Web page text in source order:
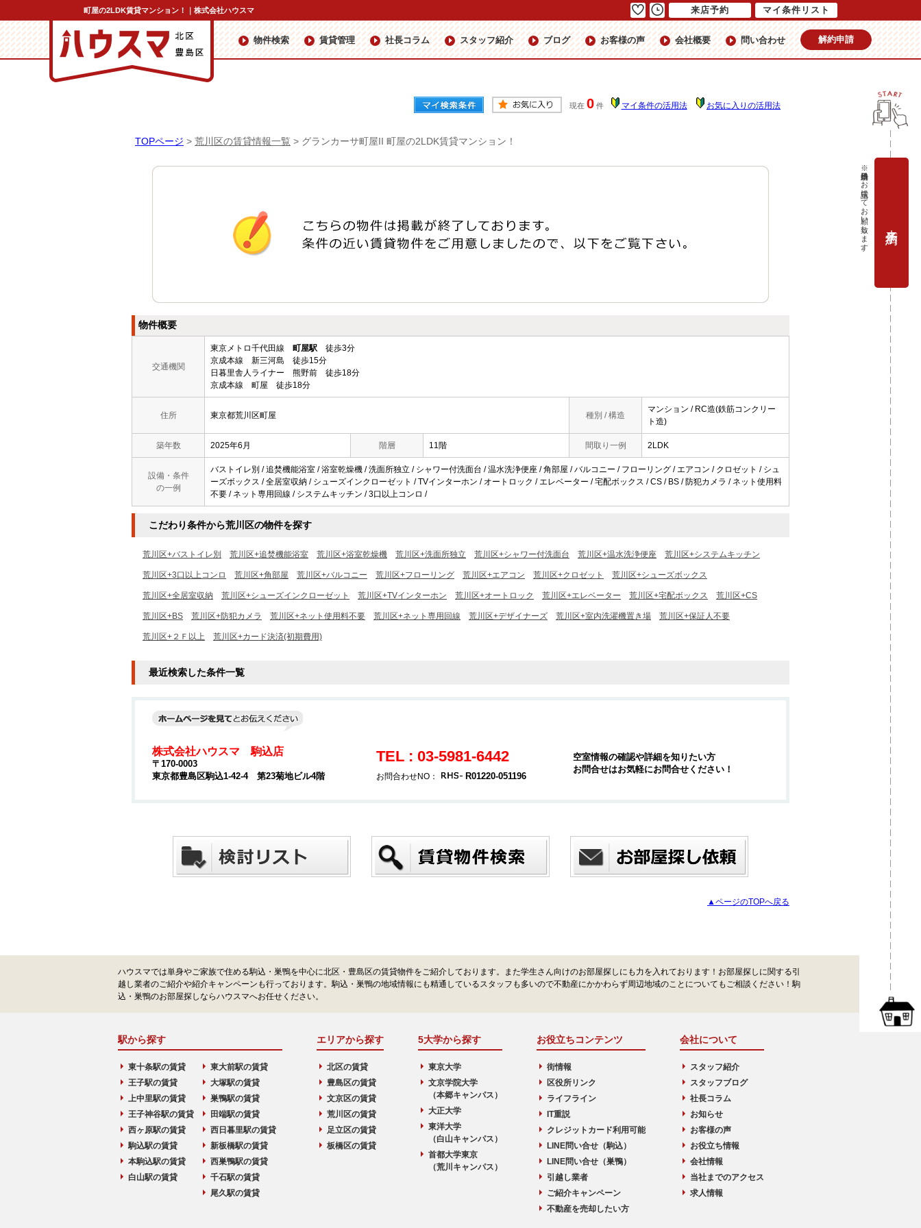
町屋の2LDK賃貸マンション！｜株式会社ハウスマ
物件検索 賃貸管理 社長コラム スタッフ紹介 ブログ お客様の声 会社概要 問い合わせ 解約申請
現在 0 件 マイ条件の活用法 お気に入りの活用法
TOPページ > 荒川区の賃貸情報一覧 > グランカーサ町屋II 町屋の2LDK賃貸マンション！
物件概要
交通機関
東京メトロ千代田線 町屋駅 徒歩3分
京成本線 新三河島 徒歩15分
日暮里舎人ライナー 熊野前 徒歩18分
京成本線 町屋 徒歩18分
住所 東京都荒川区町屋 種別 / 構造
マンション / RC造(鉄筋コンクリー
ト造)
築年数 2025年6月 階層 11階 間取り一例 2LDK
設備・条件
の一例
バストイレ別 / 追焚機能浴室 / 浴室乾燥機 / 洗面所独立 / シャワー付洗面台 / 温水洗浄便座 / 角部屋 / バルコニー / フローリング / エアコン / クロゼット / シュ
ーズボックス / 全居室収納 / シューズインクローゼット / TVインターホン / オートロック / エレベーター / 宅配ボックス / CS / BS / 防犯カメラ / ネット使用料
不要 / ネット専用回線 / システムキッチン / 3口以上コンロ /
こだわり条件から荒川区の物件を探す
荒川区+バストイレ別 荒川区+追焚機能浴室 荒川区+浴室乾燥機 荒川区+洗面所独立 荒川区+シャワー付洗面台 荒川区+温水洗浄便座 荒川区+システムキッチン
荒川区+3口以上コンロ 荒川区+角部屋 荒川区+バルコニー 荒川区+フローリング 荒川区+エアコン 荒川区+クロゼット 荒川区+シューズボックス
荒川区+全居室収納 荒川区+シューズインクローゼット 荒川区+TVインターホン 荒川区+オートロック 荒川区+エレベーター 荒川区+宅配ボックス 荒川区+CS
荒川区+BS 荒川区+防犯カメラ 荒川区+ネット使用料不要 荒川区+ネット専用回線 荒川区+デザイナーズ 荒川区+室内洗濯機置き場 荒川区+保証人不要
荒川区+２Ｆ以上 荒川区+カード決済(初期費用)
最近検索した条件一覧
株式会社ハウスマ 駒込店
〒170-0003
東京都豊島区駒込1-42-4 第23菊地ビル4階
TEL : 03-5981-6442
お問合わせNO： R01220-051196
空室情報の確認や詳細を知りたい方
お問合せはお気軽にお問合せください！
▲ページのTOPへ戻る
ハウスマでは単身やご家族で住める駒込・巣鴨を中心に北区・豊島区の賃貸物件をご紹介しております。また学生さん向けのお部屋探しにも力を入れております！お部屋探しに関する引
越し業者のご紹介や紹介キャンペーンも行っております。駒込・巣鴨の地域情報にも精通しているスタッフも多いので不動産にかかわらず周辺地域のことについてもご相談ください！駒
込・巣鴨のお部屋探しならハウスマへお任せください。
駅から探す
東十条駅の賃貸
王子駅の賃貸
上中里駅の賃貸
王子神谷駅の賃貸
西ヶ原駅の賃貸
駒込駅の賃貸
本駒込駅の賃貸
白山駅の賃貸
東大前駅の賃貸
大塚駅の賃貸
巣鴨駅の賃貸
田端駅の賃貸
西日暮里駅の賃貸
新板橋駅の賃貸
西巣鴨駅の賃貸
千石駅の賃貸
尾久駅の賃貸
エリアから探す
北区の賃貸
豊島区の賃貸
文京区の賃貸
荒川区の賃貸
足立区の賃貸
板橋区の賃貸
5大学から探す
東京大学
文京学院大学
（本郷キャンパス）
大正大学
東洋大学
（白山キャンパス）
首都大学東京
（荒川キャンパス）
お役立ちコンテンツ
街情報
区役所リンク
ライフライン
IT重説
クレジットカード利用可能
LINE問い合せ（駒込）
LINE問い合せ（巣鴨）
引越し業者
ご紹介キャンペーン
不動産を売却したい方
会社について
スタッフ紹介
スタッフブログ
社長コラム
お知らせ
お客様の声
お役立ち情報
会社情報
当社までのアクセス
求人情報
来店予約 マイ条件リスト
※当日予約はお電話にてお願い致します。